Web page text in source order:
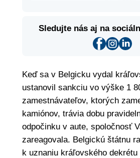
Sledujte nás aj na
Keď sa v Belgicku vydal
ustanovil sankciu vo výške 1
zamestnávateľov, ktorých
kamiónov, trávia dobu
odpočinku v aute, spoločnosť
zareagovala. Belgickú štátnu
k uznaniu kráľovského dekrétu